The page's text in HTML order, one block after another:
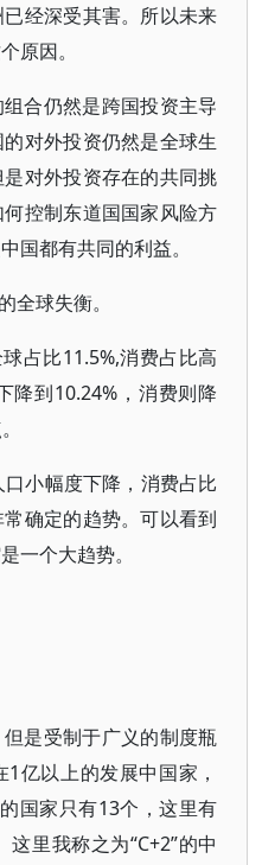
经深受其害。所以未来
原因。
合仍然是跨国投资主导
对外投资仍然是全球生
对外投资存在的共同挑
控制东道国国家风险方
国都有共同的利益。
全球失衡。
占比11.5%,消费占比高
降到10.24%，消费则降
小幅度下降，消费占比
确定的趋势。可以看到
一个大趋势。
是受制于广义的制度瓶
亿以上的发展中国家，
国家只有13个，这里有
里我称之为“C+2”的中